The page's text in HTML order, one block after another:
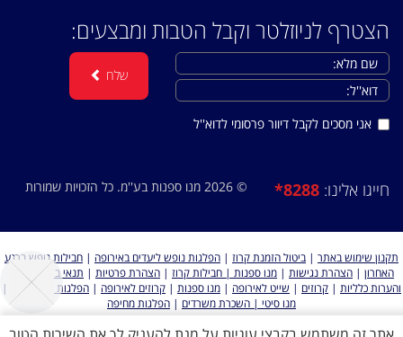
הצטרף לניוזלטר וקבל הטבות ומבצעים:
אני מסכים לקבל דיוור פרסומי לדוא''ל
שלח
חייגו אלינו: *8288 © 2026 מנו ספנות בע''מ. כל הזכויות שמורות
תקנון שימוש באתר | ביטול הזמנת קרוז | הפלגות נופש ליעדים באירופה | חבילות נופש ברגע
האחרון | הצהרת נגישות | מנו ספנות | חבילות קרוז | הצהרת פרטיות | תנאי ביטול, תקנון
והערות כלליות | קרוזים | שייט לאירופה | מנו ספנות | קרוזים לאירופה | הפלגות בים התיכון
|
מנו סיטי | השכרת משרדים | הפלגות מחיפה